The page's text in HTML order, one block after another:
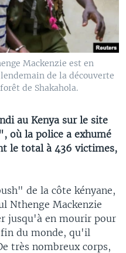
Mackenzie est en
de la découverte
de Shakahola.
au Kenya sur le site
où la police a exhumé
le total à 436 victimes,
de la côte kényane,
Nthenge Mackenzie
jusqu'à en mourir pour
du monde, qu'il
très nombreux corps,